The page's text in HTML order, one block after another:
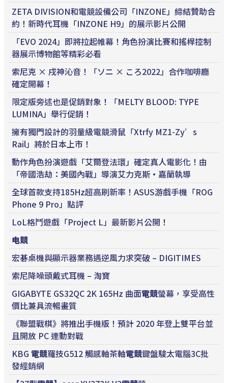
ZETA DIVISION和電競設備公司「INZONE」締結贊助合
約！新時代耳機「INZONE H9」的展示影片公開
「EVO 2024」即將拉起帷幕！角色扮演比賽和搖桿控制
器展示博物館等精彩必看
索尼克 × 戌神沁音！「ソニ × ころ2022」合作咖啡廳
確定開幕！
限定版旁述也是促銷對象！「MELTY BLOOD: TYPE
LUMINA」舉行促銷！
擁有獨門設計的羽量級電競滑鼠「Xtrfy MZ1-Zy’s
Rail」將於日本上市！
動作角色扮演遊戲「艾爾登法環」確定真人電影化！由
「帝國浩劫：美國內戰」導演艾力克斯·嘉蘭執導
全球首款支持185Hz超高刷新率！ASUS游戲手機「ROG
Phone 9 Pro」點評
LoL格鬥遊戲「Project L」最新影片公開！
电競
宏碁桌機與顯示器業務遇逆風力求突破 – DIGITIMES
索尼降噪頭戴式耳機 – 淘寶
GIGABYTE GS32QC 2K 165Hz 曲面電競螢幕，享受高性
價比兼具流暢畫質
《聯盟戰棋》將推出手機版！預計 2020 年登上雙平台並
且開放 PC 連動對戰
KBG 電競羅技G512 觸感軸茶軸電競鍵盤駿太電腦3C批
發經銷網